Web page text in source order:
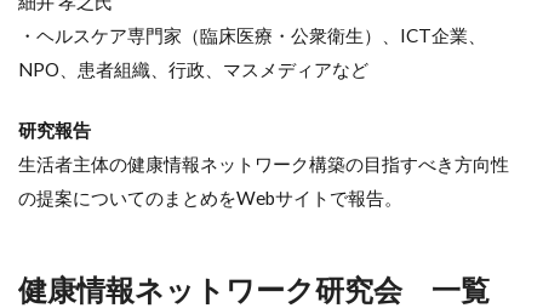
・ヘルスケア専門家（臨床医療・公衆衛生）、ICT企業、
NPO、患者組織、行政、マスメディアなど
研究報告
生活者主体の健康情報ネットワーク構築の目指すべき方向性
の提案についてのまとめをWebサイトで報告。
健康情報ネットワーク研究会 一覧